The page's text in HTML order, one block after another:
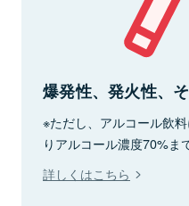
爆発性、発火性、
※ただし、アルコール飲
りアルコール濃度70%ま
詳しくはこちら